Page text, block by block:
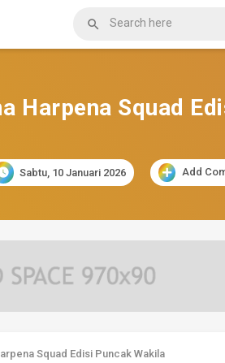

Harpena Squad
Add
Sabtu, 10 Januari 2026
Squad Edisi Puncak Wakila